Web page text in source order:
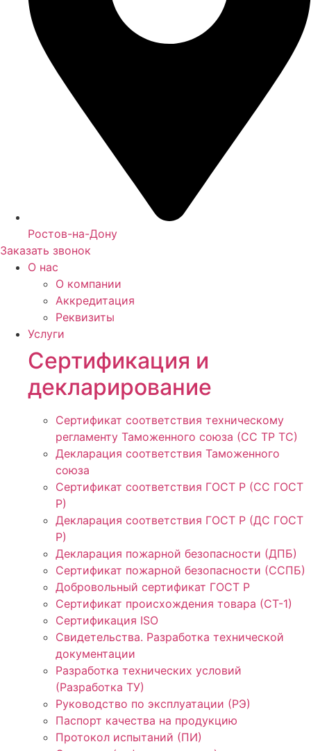
Ростов-на-Дону
Заказать звонок
О нас
О компании
Аккредитация
Реквизиты
Услуги
Сертификация и
декларирование
Сертификат соответствия техническому
регламенту Таможенного союза (СС ТР ТС)
Декларация соответствия Таможенного
союза
Сертификат соответствия ГОСТ Р (СС ГОСТ
Р)
Декларация соответствия ГОСТ Р (ДС ГОСТ
Р)
Декларация пожарной безопасности (ДПБ)
Сертификат пожарной безопасности (ССПБ)
Добровольный сертификат ГОСТ Р
Сертификат происхождения товара (СТ-1)
Сертификация ISO
Свидетельства. Разработка технической
документации
Разработка технических условий
(Разработка ТУ)
Руководство по эксплуатации (РЭ)
Паспорт качества на продукцию
Протокол испытаний (ПИ)